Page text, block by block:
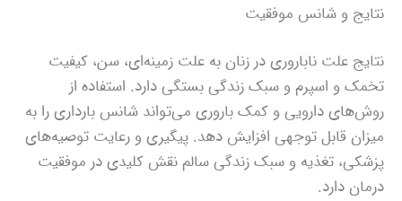
نتایج و شانس موفقیت
نتایج علت ناباروری در زنان به علت زمینه‌ای، سن، کیفیت
تخمک و اسپرم و سبک زندگی بستگی دارد. استفاده از
روش‌های دارویی و کمک باروری می‌تواند شانس بارداری را به
میزان قابل توجهی افزایش دهد. پیگیری و رعایت توصیه‌های
پزشکی، تغذیه و سبک زندگی سالم نقش کلیدی در موفقیت
درمان دارد.